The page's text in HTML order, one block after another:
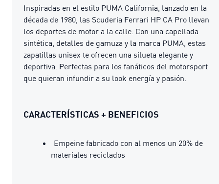
Inspiradas en el estilo PUMA California, lanzado en la
década de 1980, las Scuderia Ferrari HP CA Pro llevan
los deportes de motor a la calle. Con una capellada
sintética, detalles de gamuza y la marca PUMA, estas
zapatillas unisex te ofrecen una silueta elegante y
deportiva. Perfectas para los fanáticos del motorsport
que quieran infundir a su look energía y pasión.
CARACTERÍSTICAS + BENEFICIOS
Empeine fabricado con al menos un 20% de
materiales reciclados